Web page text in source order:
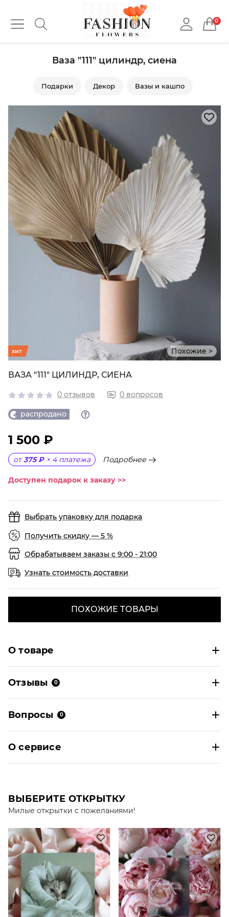
0
Ваза "111" цилиндр, сиена
Подарки Декор Вазы и кашпо
Похожие >
хит
ВАЗА "111" ЦИЛИНДР, СИЕНА
0 отзывов 0 вопросов
распродано
1 500 ₽
от 375 ₽ × 4 платежа Подробнее
Доступен подарок к заказу >>
Выбрать упаковку для подарка
Получить скидку — 5 %
Обрабатываем заказы с 9:00 - 21:00
Узнать стоимость доставки
ПОХОЖИЕ ТОВАРЫ
О товаре
Отзывы 0
Вопросы 0
О сервисе
ВЫБЕРИТЕ ОТКРЫТКУ
Милые открытки с пожеланиями!